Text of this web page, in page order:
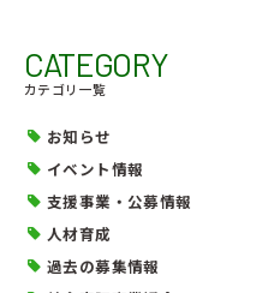
CATEGORY
カテゴリ一覧
お知らせ
イベント情報
支援事業・公募情報
人材育成
過去の募集情報